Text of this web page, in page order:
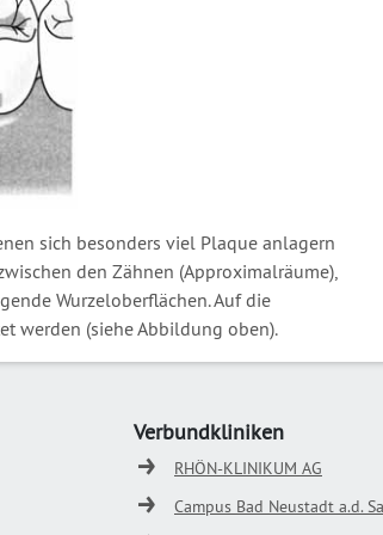
sich besonders viel Plaque anlagern
den Zähnen (Approximalräume),
Wurzeloberflächen. Auf die
werden (siehe Abbildung oben).
Verbundkliniken
RHÖN-KLINIKUM AG
Campus Bad Neustadt a.d.